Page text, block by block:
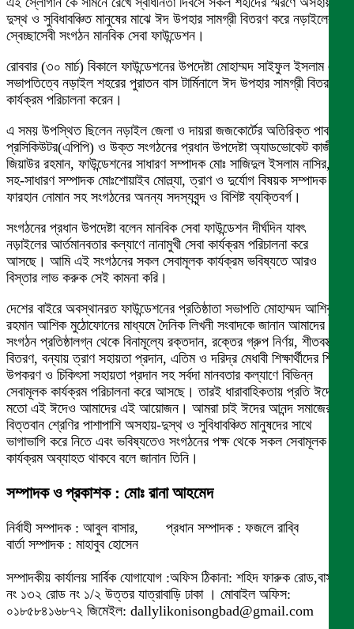
দুস্থ ও সুবিধাবঞ্চিত মানুষের মাঝে ঈদ উপহার সামগ্রী বিতরণ করে নড়াইলের
স্বেচ্ছাসেবী সংগঠন মানবিক সেবা ফাউন্ডেশন।
রোববার (৩০ মার্চ) বিকালে ফাউন্ডেশনের উপদেষ্টা মোহাম্মদ সাইফুল ইসলাম এর
সভাপতিত্বে নড়াইল শহরের পুরাতন বাস টার্মিনালে ঈদ উপহার সামগ্রী বিতরণ
কার্যক্রম পরিচালনা করেন।
এ সময় উপস্থিত ছিলেন নড়াইল জেলা ও দায়রা জজকোর্টের অতিরিক্ত পাবলিক
প্রসিকিউটর(এপিপি) ও উক্ত সংগঠনের প্রধান উপদেষ্টা অ্যাডভোকেট কাজী
জিয়াউর রহমান, ফাউন্ডেশনের সাধারণ সম্পাদক মোঃ সাজিদুল ইসলাম নাসির,
সহ-সাধারণ সম্পাদক মোঃশোয়াইব মোল্ল্যা, ত্রাণ ও দুর্যোগ বিষয়ক সম্পাদক
ফারহান নোমান সহ সংগঠনের অনন্য সদস্যবৃন্দ ও বিশিষ্ট ব্যক্তিবর্গ।
সংগঠনের প্রধান উপদেষ্টা বলেন মানবিক সেবা ফাউন্ডেশন দীর্ঘদিন যাবৎ
নড়াইলের আর্তমানবতার কল্যাণে নানামুখী সেবা কার্যক্রম পরিচালনা করে
আসছে। আমি এই সংগঠনের সকল সেবামূলক কার্যক্রম ভবিষ্যতে আরও
বিস্তার লাভ করুক সেই কামনা করি।
দেশের বাইরে অবস্থানরত ফাউন্ডেশনের প্রতিষ্ঠাতা সভাপতি মোহাম্মদ আশিকুর
রহমান আশিক মুঠোফোনের মাধ্যমে দৈনিক লিখনী সংবাদকে জানান আমাদের এই
সংগঠন প্রতিষ্ঠালগ্ন থেকে বিনামূল্যে রক্তদান, রক্তের গ্রুপ নির্ণয়, শীতবস্ত্র
বিতরণ, বন্যায় ত্রাণ সহায়তা প্রদান, এতিম ও দরিদ্র মেধাবী শিক্ষার্থীদের শিক্ষা
উপকরণ ও চিকিৎসা সহায়তা প্রদান সহ সর্বদা মানবতার কল্যাণে বিভিন্ন
সেবামূলক কার্যক্রম পরিচালনা করে আসছে। তারই ধারাবাহিকতায় প্রতি ঈদের
মতো এই ঈদেও আমাদের এই আয়োজন। আমরা চাই ঈদের আনন্দ সমাজের
বিত্তবান শ্রেণির পাশাপাশি অসহায়-দুস্থ ও সুবিধাবঞ্চিত মানুষদের সাথে
ভাগাভাগি করে নিতে এবং ভবিষ্যতেও সংগঠনের পক্ষ থেকে সকল সেবামূলক
কার্যক্রম অব্যাহত থাকবে বলে জানান তিনি।
সম্পাদক ও প্রকাশক : মোঃ রানা আহমেদ
নির্বাহী সম্পাদক : আবুল বাসার, প্রধান সম্পাদক : ফজলে রাব্বি
বার্তা সম্পাদক : মাহাবুব হোসেন
সম্পাদকীয় কার্যালয় সার্বিক যোগাযোগ :অফিস ঠিকানা: শহিদ ফারুক রোড,বাসা
নং ১৩২ রোড নং ১/২ উত্তর যাত্রাবাড়ি ঢাকা । মোবাইল অফিস:
০১৮৫৮৪১৬৮৭২ জিমেইল: dallylikonisongbad@gmail.com